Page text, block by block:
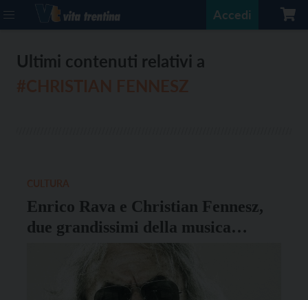
Accedi
Ultimi contenuti relativi a
Enrico Rava e Christian Fennesz,
due grandissimi della musica
insieme al SanbàPolis